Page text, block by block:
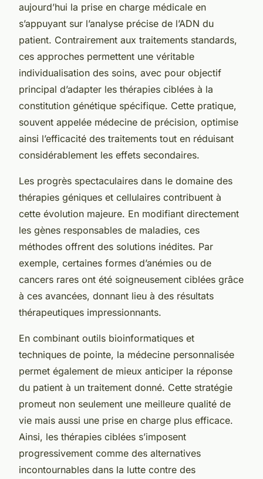
aujourd’hui la prise en charge médicale en
s’appuyant sur l’analyse précise de l’ADN du
patient. Contrairement aux traitements standards,
ces approches permettent une véritable
individualisation des soins, avec pour objectif
principal d’adapter les thérapies ciblées à la
constitution génétique spécifique. Cette pratique,
souvent appelée médecine de précision, optimise
ainsi l’efficacité des traitements tout en réduisant
considérablement les effets secondaires.
Les progrès spectaculaires dans le domaine des
thérapies géniques et cellulaires contribuent à
cette évolution majeure. En modifiant directement
les gènes responsables de maladies, ces
méthodes offrent des solutions inédites. Par
exemple, certaines formes d’anémies ou de
cancers rares ont été soigneusement ciblées grâce
à ces avancées, donnant lieu à des résultats
thérapeutiques impressionnants.
En combinant outils bioinformatiques et
techniques de pointe, la médecine personnalisée
permet également de mieux anticiper la réponse
du patient à un traitement donné. Cette stratégie
promeut non seulement une meilleure qualité de
vie mais aussi une prise en charge plus efficace.
Ainsi, les thérapies ciblées s’imposent
progressivement comme des alternatives
incontournables dans la lutte contre des